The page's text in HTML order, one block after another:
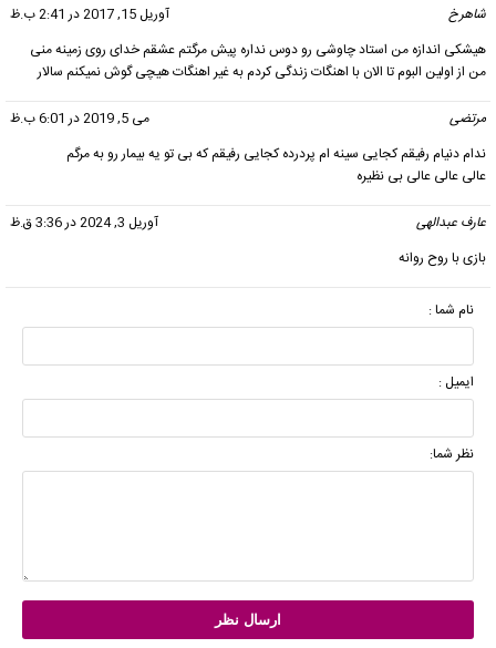
شاهرخ
آوریل 15, 2017 در 2:41 ب.ظ
هیشکی اندازه من استاد چاوشی رو دوس نداره پیش مرگتم عشقم خدای روی زمینه منی
من از اولین البوم تا الان با اهنگات زندگی کردم به غیر اهنگات هیچی گوش نمیکنم سالار
مرتضی
می 5, 2019 در 6:01 ب.ظ
ندام دنیام رفیقم کجایی سینه ام پردرده کجایی رفیقم که بی تو یه بیمار رو به مرگم
عالی عالی عالی بی نظیره
عارف عبدالهی
آوریل 3, 2024 در 3:36 ق.ظ
بازی با روح روانه
نام شما :
ایمیل :
نظر شما: